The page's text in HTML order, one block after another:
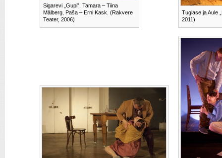
Sigarevi „Gupi”. Tamara – Tiina
Mälberg, Paša – Erni Kask. (Rakvere
Teater, 2006)
Tuglase ja Aule
2011)